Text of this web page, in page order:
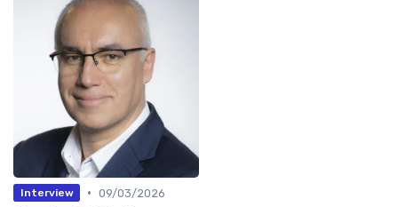
Interview • 09/03/2026